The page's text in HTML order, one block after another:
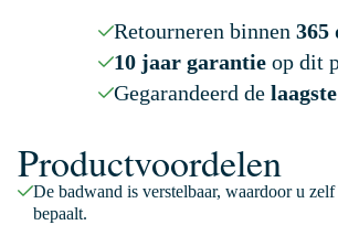
Retourneren binnen 365
10 jaar garantieop dit
Gegarandeerd de
Productvoordelen
De badwand is verstelbaar, waardoor u zelf
bepaalt.